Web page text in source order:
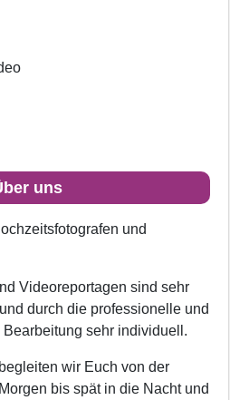
uns
und
Videoreportagen sind sehr
durch die professionelle und
sehr individuell.
wir Euch von der
bis spät in die Nacht und